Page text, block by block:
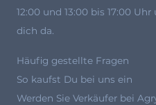
12:00 und 13:00 bis 17:00 Uhr
dich da.
Häufig gestellte Fragen
So kaufst Du bei uns ein
Werden Sie Verkäufer bei